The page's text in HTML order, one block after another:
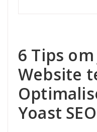
6 Tips
Website
Yoast SEO